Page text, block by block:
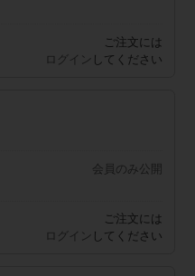
ご注文には
ログイン してください
会員のみ公開
ご注文には
ログイン してください